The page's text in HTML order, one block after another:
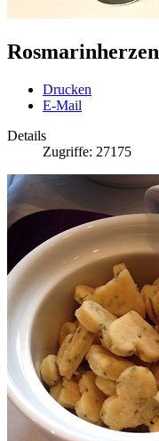
Rosmarinherzen
Drucken
E-Mail
Details
Zugriffe: 27175